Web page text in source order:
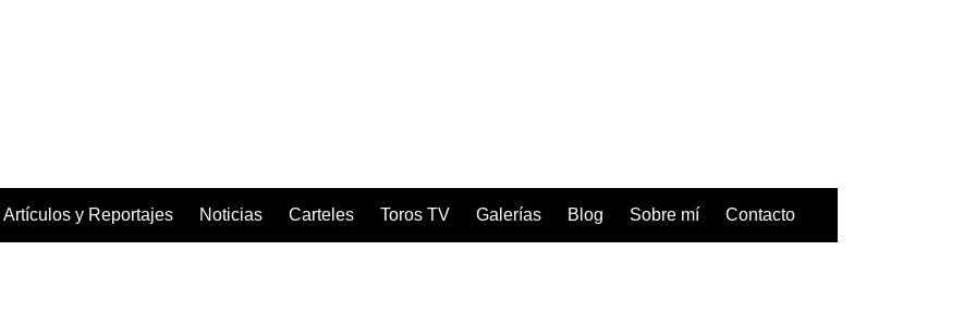
Artículos y Reportajes Noticias Carteles Toros TV Galerías Blog Sobre mí Contacto